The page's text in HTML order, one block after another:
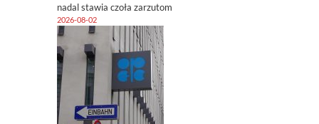
nadal stawia czoła zarzutom
2026-08-02